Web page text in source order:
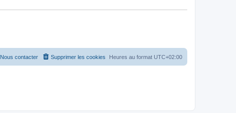
Heures au format UTC+02:00
Supprimer les cookies
Nous contacter